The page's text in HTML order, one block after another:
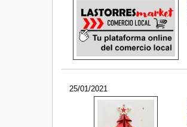
25/01/2021